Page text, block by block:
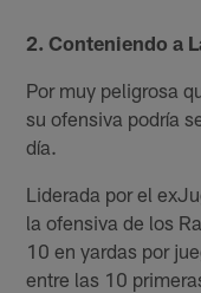
2. Conteniendo a
Por muy peligrosa
su ofensiva podría
día.
Liderada por el
la ofensiva de los
10 en yardas por
entre las 10